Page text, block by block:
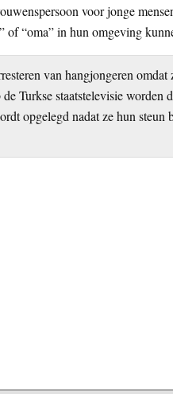
voor jonge
of “oma” in hun omgeving
van hangjongeren omdat
Turkse staatstelevisie worden
opgelegd nadat ze hun steun